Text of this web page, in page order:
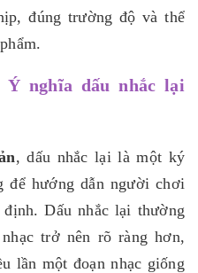
đúng trường độ và thể
nghĩa dấu nhắc lại
, dấu nhắc lại là một ký
để hướng dẫn người chơi
Dấu nhắc lại thường
trở nên rõ ràng hơn,
lần một đoạn nhạc giống